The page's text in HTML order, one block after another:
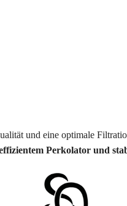
und eine optimale
Perkolator und